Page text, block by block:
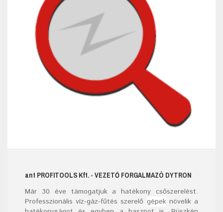
ant PROFITOOLS Kft. - VEZETŐ FORGALMAZÓ DYTRON
Már 30 éve támogatjuk a hatékony csőszerelést.
Professzionális víz-gáz-fűtés szerelő gépeknövelik a